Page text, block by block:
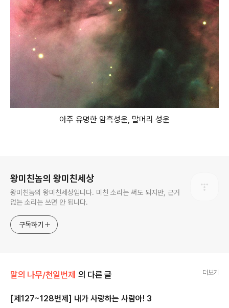
아주 유명한 암흑성운, 말머리 성운
왕미친놈의 왕미친세상
왕미친놈의 왕미친세상입니다. 미친 소리는 써도 되지만, 근거
없는 소리는 쓰면 안 됩니다.
구독하기
말의 나무/천일번제 의 다른 글 더보기
[제127~128번제] 내가 사랑하는 사람아! 3